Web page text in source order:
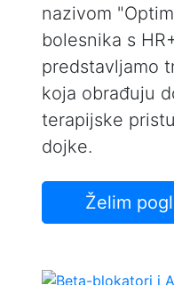
nazivom
bolesnika s
predstavljamo
koja obrađuju
terapijske
dojke.
Želim